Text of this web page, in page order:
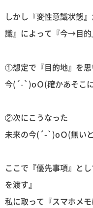
しかし『変性意識状態
識』によって『今→目的
①想定で『目的地』を思
今(´-`)oＯ(確かあそこ
②次にこうなった
未来の今(´-`)oＯ(無い
ここで『優先事項』と
を渡す』